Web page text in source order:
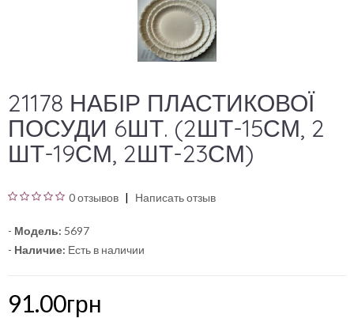
21178 НАБІР ПЛАСТИКОВОЇ
ПОСУДИ 6ШТ. (2ШТ-15СМ, 2
ШТ-19СМ, 2ШТ-23СМ)
0 отзывов Написать отзыв
- Модель: 5697
- Наличие: Есть в наличии
91.00грн